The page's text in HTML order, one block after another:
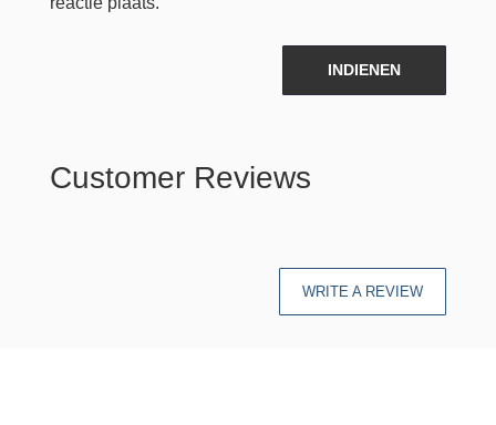
INDIENEN
Customer Reviews
WRITE A REVIEW